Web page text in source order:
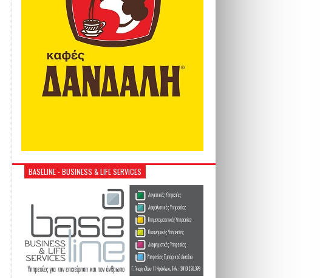
BASELINE - BUSINESS & LIFE SERVICES